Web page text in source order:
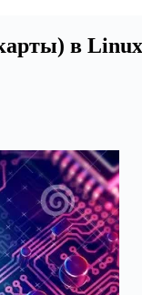
в Linux